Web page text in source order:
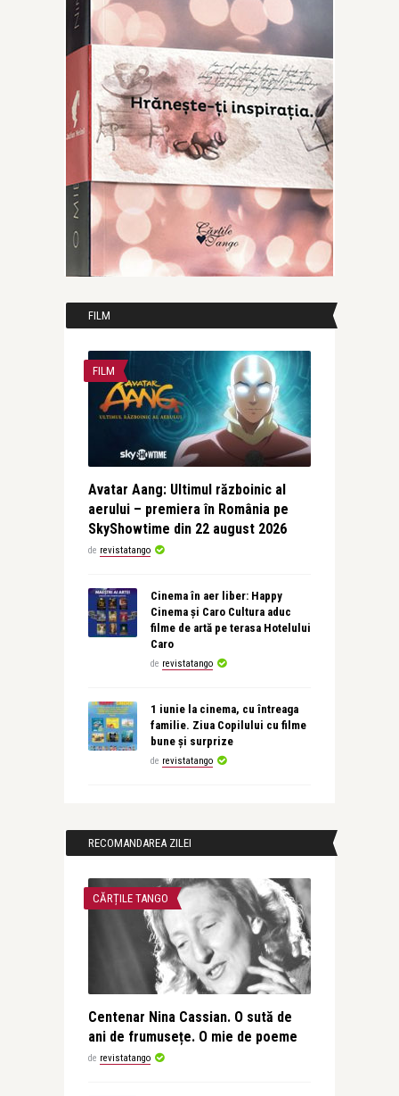
FILM
FILM
Avatar Aang: Ultimul războinic al
aerului – premiera în România pe
SkyShowtime din 22 august 2026
de revistatango
Cinema în aer liber: Happy
Cinema și Caro Cultura aduc
filme de artă pe terasa Hotelului
Caro
de revistatango
1 iunie la cinema, cu întreaga
familie. Ziua Copilului cu filme
bune și surprize
de revistatango
RECOMANDAREA ZILEI
CĂRȚILE TANGO
Centenar Nina Cassian. O sută de
ani de frumusețe. O mie de poeme
de revistatango